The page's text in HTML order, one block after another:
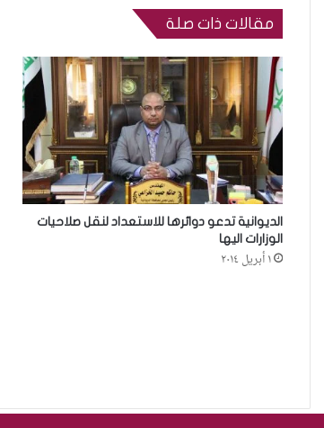
مقالات ذات صلة
الديوانية تدعو دوائرها للاستعداد لنقل صلاحيات
الوزارات اليها
١ أبريل ٢٠١٤